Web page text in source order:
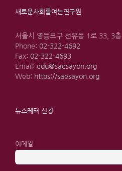
새로운사회를여는연구원
서울시 영등포구 선유동 1로 33, 3층
Phone: 02-322-4692
Fax: 02-322-4693
Email: edu@saesayon.org
Web: https://saesayon.org
뉴스레터 신청
이메일